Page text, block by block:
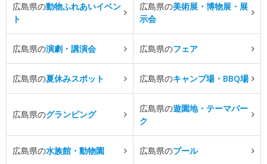
広島県の動物ふれあいイベン
ト
広島県の美術展・博物展・展
示会
広島県の演劇・講演会 広島県のフェア
広島県の夏休みスポット 広島県のキャンプ場・BBQ場
広島県のグランピング
広島県の遊園地・テーマパー
ク
広島県の水族館・動物園 広島県のプール